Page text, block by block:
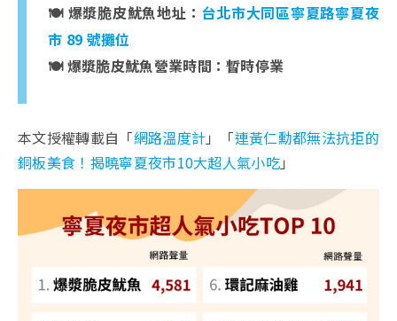
🍽️ 爆漿脆皮魷魚地址： 台北市大同區寧夏路寧夏夜
市 89 號攤位
🍽️ 爆漿脆皮魷魚營業時間：暫時停業
本文授權轉載自「網路溫度計」「連黃仁勳都無法抗拒的
銅板美食！揭曉寧夏夜市10大超人氣小吃」